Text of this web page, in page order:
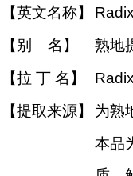
【英文名称】
【别 名】
熟地
【拉 丁 名】
【提取来源】
为熟
本品